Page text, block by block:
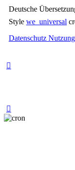
Deutsche
Style we_universal
Datenschutz